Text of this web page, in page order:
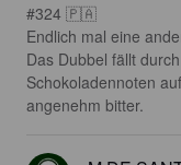
#324 🇵🇦
Endlich mal eine
Das Dubbel fällt
Schokoladennoten
angenehm bitter.